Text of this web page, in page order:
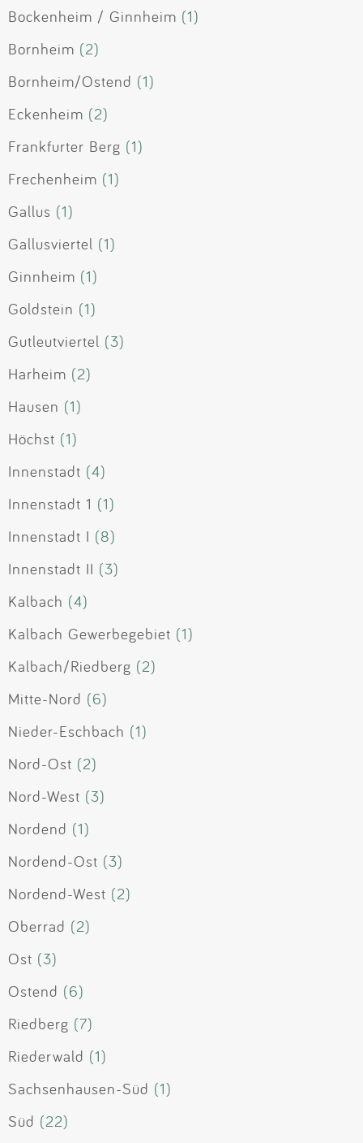
Bockenheim / Ginnheim (1)
Bornheim (2)
Bornheim/Ostend (1)
Eckenheim (2)
Frankfurter Berg (1)
Frechenheim (1)
Gallus (1)
Gallusviertel (1)
Ginnheim (1)
Goldstein (1)
Gutleutviertel (3)
Harheim (2)
Hausen (1)
Höchst (1)
Innenstadt (4)
Innenstadt 1 (1)
Innenstadt I (8)
Innenstadt II (3)
Kalbach (4)
Kalbach Gewerbegebiet (1)
Kalbach/Riedberg (2)
Mitte-Nord (6)
Nieder-Eschbach (1)
Nord-Ost (2)
Nord-West (3)
Nordend (1)
Nordend-Ost (3)
Nordend-West (2)
Oberrad (2)
Ost (3)
Ostend (6)
Riedberg (7)
Riederwald (1)
Sachsenhausen-Süd (1)
Süd (22)